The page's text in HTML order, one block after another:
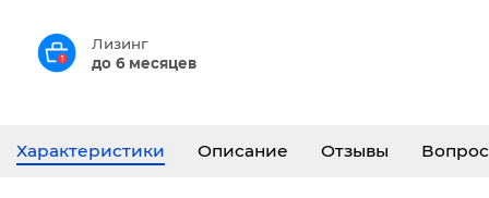
Лизинг
до 6 месяцев
Характеристики Описание Отзывы